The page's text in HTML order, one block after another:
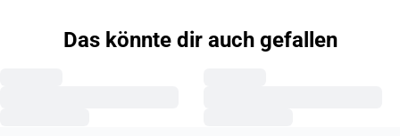
Das könnte dir auch gefallen